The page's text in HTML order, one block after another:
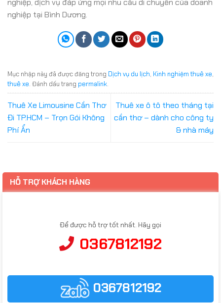
nghiệp, dịch vụ đáp ứng mọi nhu cầu di chuyển của doanh
nghiệp tại Bình Dương.
Mục nhập này đã được đăng trong Dịch vụ du lịch, Kinh nghiệm thuê xe,
thuê xe. Đánh dấu trang permalink.
Thuê Xe Limousine Cần Thơ
Đi TP.HCM – Trọn Gói Không
Phí Ẩn
Thuê xe ô tô theo tháng tại
cần thơ – dành cho công ty
& nhà máy
HỖ TRỢ KHÁCH HÀNG
Để được hỗ trợ tốt nhất. Hãy gọi
0367812192
0367812192